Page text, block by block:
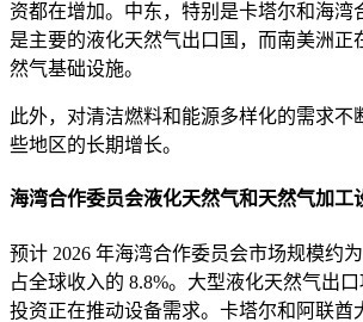
资都在增加。中东，特别是卡塔尔和海湾
是主要的液化天然气出口国，而南美洲正
然气基础设施。
此外，对清洁燃料和能源多样化的需求不
些地区的长期增长。
海湾合作委员会液化天然气和天然气加工
预计 2026 年海湾合作委员会市场规模约
占全球收入的 8.8%。大型液化天然气出
投资正在推动设备需求。卡塔尔和阿联酋